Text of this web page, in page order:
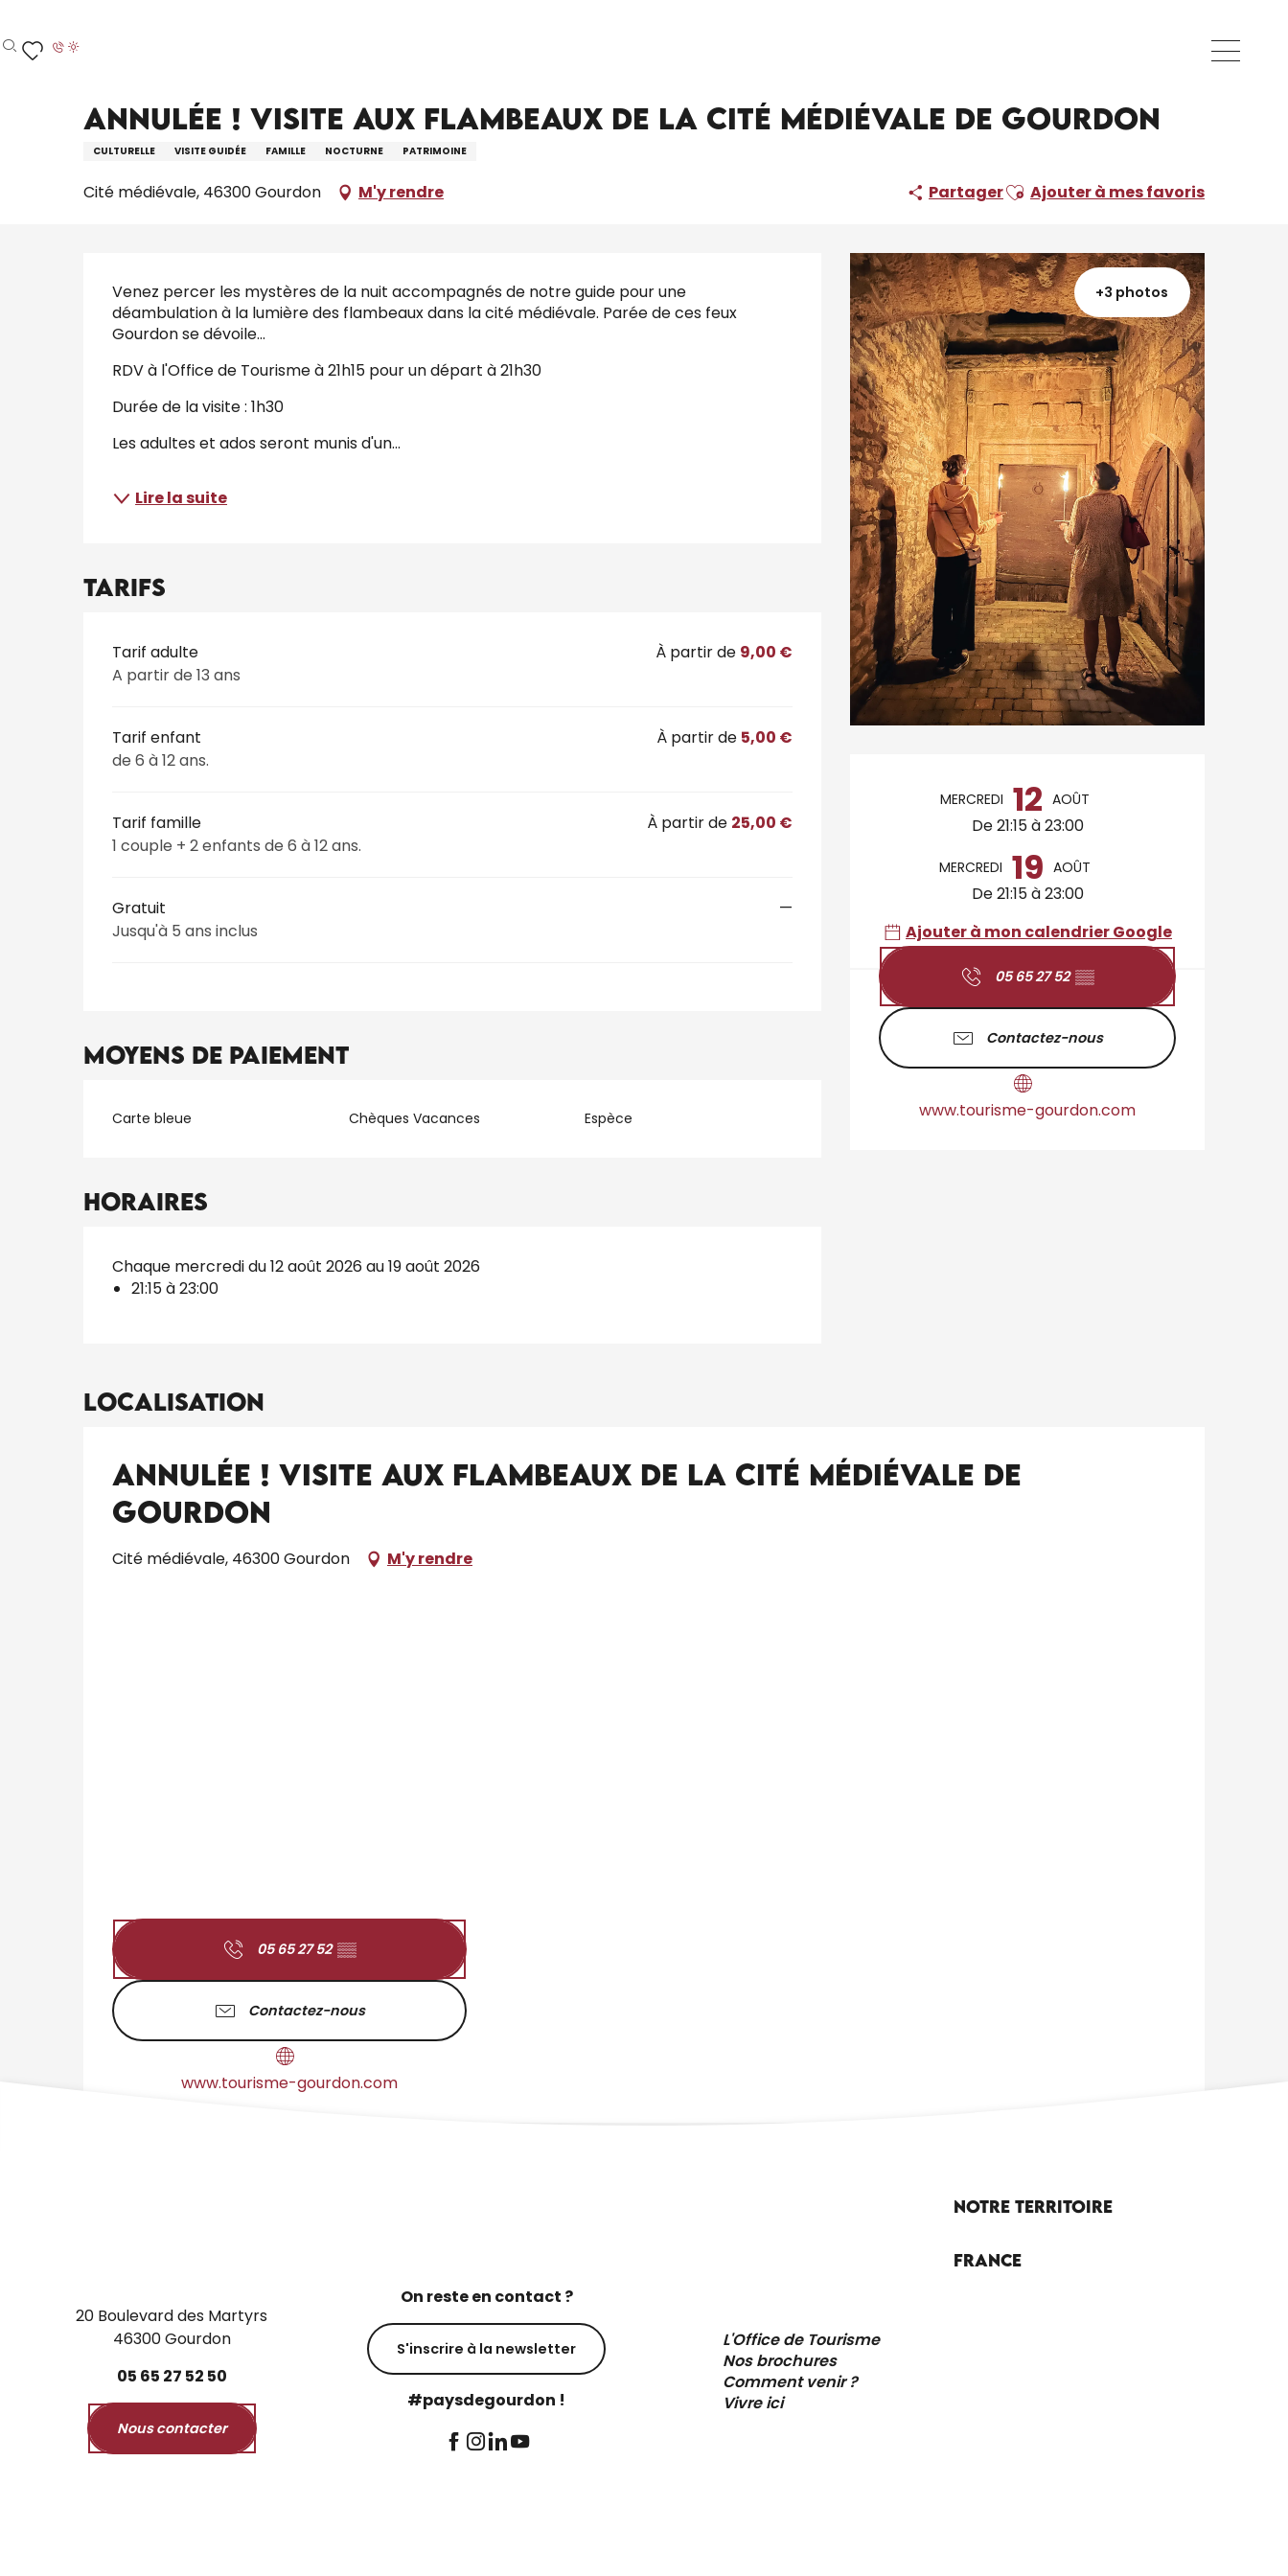
au
contenu
Recherche
ANNULÉE ! Visite aux flambeaux de la cité médiévale de Gourdon
CULTURELLE VISITE GUIDÉE FAMILLE NOCTURNE PATRIMOINE
Cité médiévale, 46300 Gourdon M'y rendre PartagerAjouter aux favoris
Ajouter à mes favoris
+3 photos
Ouverture et
MERCREDI 12 AOÛT
De 21:15 à 23:00
MERCREDI 19 AOÛT
De 21:15 à 23:00
Ajouter à mon calendrier Google
05 65 27 52 ▒▒
Contactez-nous
www.tourisme-gourdon.com
Description
Venez percer les mystères de la nuit accompagnés de notre guide pour une
déambulation à la lumière des flambeaux dans la cité médiévale. Parée de ces feux
Gourdon se dévoile...
RDV à l'Office de Tourisme à 21h15 pour un départ à 21h30
Durée de la visite : 1h30
Les adultes et ados seront munis d'un...
Lire la suite
Tarifs
Tarifs 2026
Tarif adulte
A partir de 13 ans
À partir de 9,00 €
Tarif enfant
de 6 à 12 ans.
À partir de 5,00 €
Tarif famille
1 couple + 2 enfants de 6 à 12 ans.
À partir de 25,00 €
Gratuit
Jusqu'à 5 ans inclus
—
Moyens de paiement
Carte bleue Chèques Vacances Espèce
Horaires
Chaque mercredi du 12 août 2026 au 19 août 2026
21:15 à 23:00
Localisation
ANNULÉE ! Visite aux flambeaux de la cité médiévale de
Gourdon
Cité médiévale, 46300 Gourdon M'y rendre
05 65 27 52 ▒▒
Contactez-nous
www.tourisme-gourdon.com
20 Boulevard des Martyrs
46300 Gourdon
05 65 27 52 50
Nous contacter
On reste en contact ?
S'inscrire à la newsletter
#paysdegourdon !
L'Office de Tourisme
Nos brochures
Comment venir ?
Vivre ici
Notre territoire
France